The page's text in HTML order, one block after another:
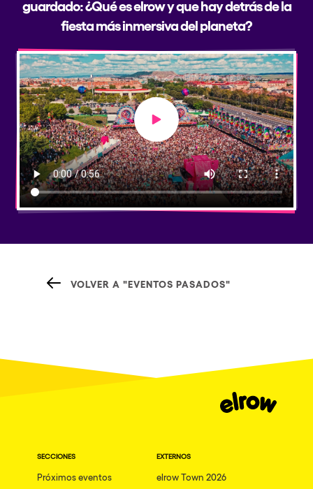
guardado: ¿Qué es elrow y que hay detrás de la
fiesta más inmersiva del planeta?
Play video
VOLVER A "EVENTOS PASADOS"
SECCIONES
Próximos eventos
EXTERNOS
elrow Town 2026